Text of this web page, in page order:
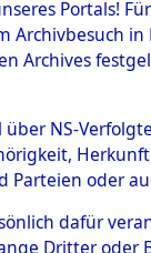
-
Portals!
Archives
über NS-
Parteien oder
dafür
Dritter